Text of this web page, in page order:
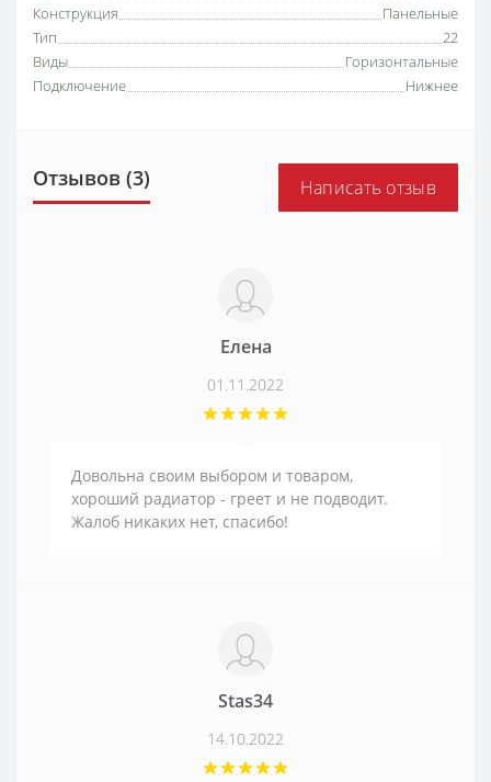
Конструкция
Панельные
Тип
22
Виды
Горизонтальные
Подключение
Нижнее
Отзывов (3) Написать отзыв
Елена
01.11.2022
Довольна своим выбором и товаром,
хороший радиатор - греет и не подводит.
Жалоб никаких нет, спасибо!
Stas34
14.10.2022